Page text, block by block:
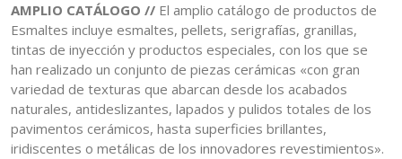
AMPLIO CATÁLOGO // El amplio catálogo de productos de
Esmaltes incluye esmaltes, pellets, serigrafías, granillas,
tintas de inyección y productos especiales, con los que se
han realizado un conjunto de piezas cerámicas «con gran
variedad de texturas que abarcan desde los acabados
naturales, antideslizantes, lapados y pulidos totales de los
pavimentos cerámicos, hasta superficies brillantes,
iridiscentes o metálicas de los innovadores revestimientos».